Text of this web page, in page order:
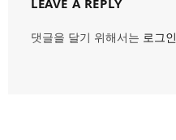
댓글을 달기 위해서는 로그인